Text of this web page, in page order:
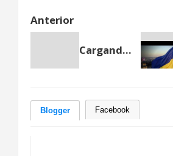
Anterior
Cargando anterior...
Blogger Facebook